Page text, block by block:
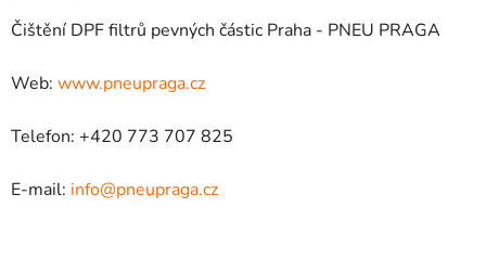
Čištění DPF filtrů pevných částic Praha - PNEU PRAGA
Web: www.pneupraga.cz
Telefon: +420 773 707 825
E-mail: info@pneupraga.cz